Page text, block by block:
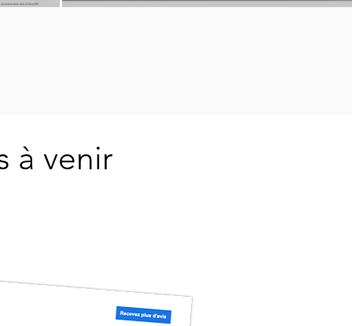
à venir